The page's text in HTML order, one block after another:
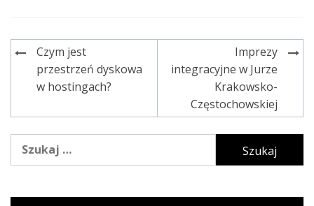
Nawigacja
wpisu
Czym jest
przestrzeń dyskowa
w hostingach?
Imprezy
integracyjne w Jurze
Krakowsko-
Częstochowskiej
Szukaj: